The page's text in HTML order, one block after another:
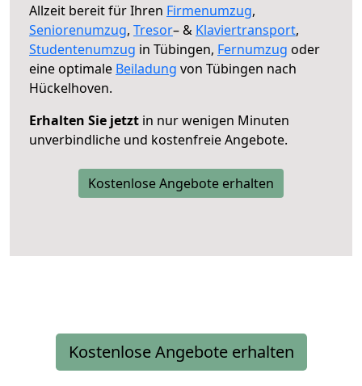
Allzeit bereit für Ihren Firmenumzug,
Seniorenumzug, Tresor– & Klaviertransport,
Studentenumzug in Tübingen, Fernumzug oder
eine optimale Beiladung von Tübingen nach
Hückelhoven.
Erhalten Sie jetzt in nur wenigen Minuten
unverbindliche und kostenfreie Angebote.
Kostenlose Angebote erhalten
Kostenlose Angebote erhalten